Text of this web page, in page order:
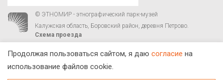
© ЭТНОМИР - этнографический парк-музей
Калужская область, Боровский район, деревня Петрово.
Схема проезда
Продолжая пользоваться сайтом, я даю согласие на
использование файлов cookie.